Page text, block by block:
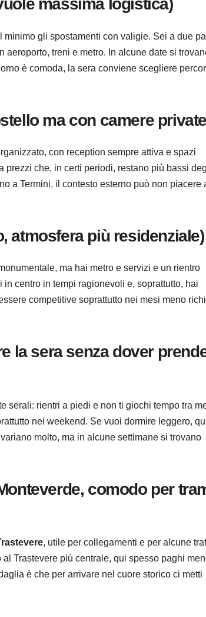
massima logistica)
gli spostamenti con valigie. Sei a due
treni e metro. In alcune date si
è comoda, la sera conviene scegliere
ma con camere
con reception sempre attiva e spazi
prezzi che, in certi periodi, restano più bassi
a Termini, il contesto esterno può non piacere
atmosfera più residenziale)
ma hai metro e servizi e un rientro
centro in tempi ragionevoli e, soprattutto, hai
competitive soprattutto nei mesi meno
la sera senza dover
serali: rientri a piedi e non ti giochi tempo tra
nei weekend. Se vuoi dormire leggero,
molto, ma in alcune settimane si trovano
comodo per
, utile per collegamenti e per alcune
Trastevere più centrale, qui spesso paghi
è che per arrivare nel cuore storico ci metti